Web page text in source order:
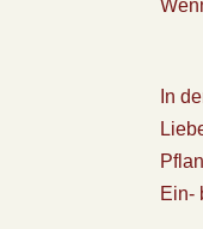
In
Ein-